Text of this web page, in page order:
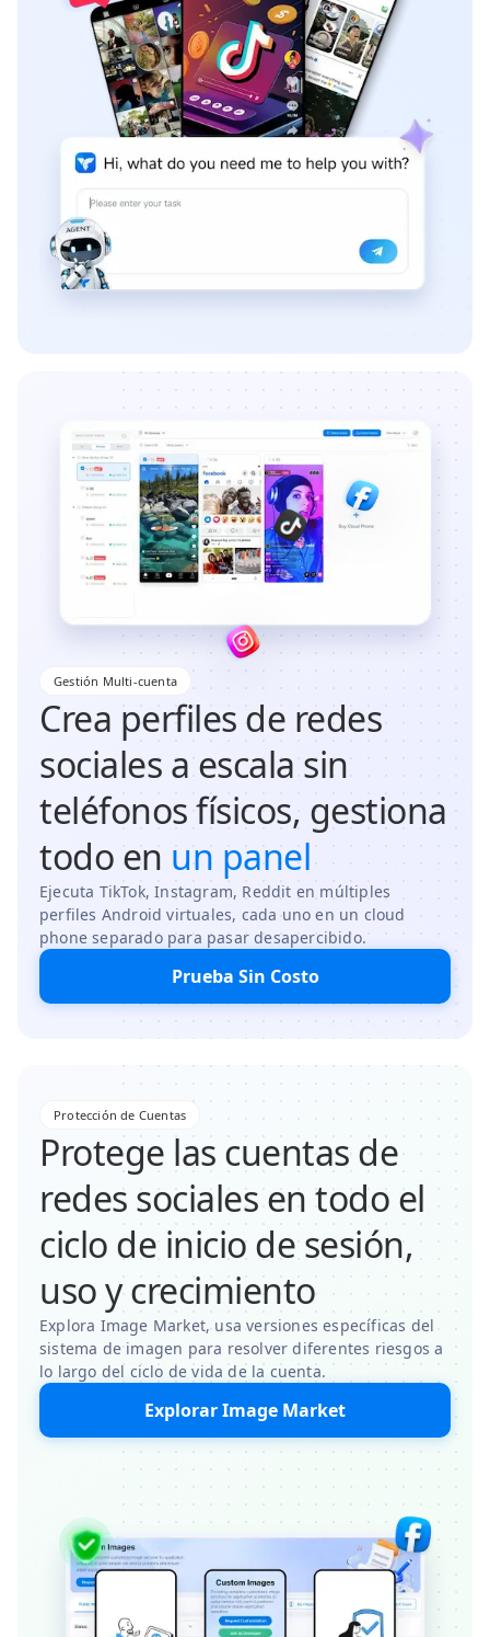
Gestión Multi-cuenta
Crea perfiles de redes
sociales a escala sin
teléfonos físicos, gestiona
todo en un panel
Ejecuta TikTok, Instagram, Reddit en múltiples
perfiles Android virtuales, cada uno en un cloud
phone separado para pasar desapercibido.
Prueba Sin Costo
Protección de Cuentas
Protege las cuentas de
redes sociales en todo el
ciclo de inicio de sesión,
uso y crecimiento
Explora Image Market, usa versiones específicas del
sistema de imagen para resolver diferentes riesgos a
lo largo del ciclo de vida de la cuenta.
Explorar Image Market